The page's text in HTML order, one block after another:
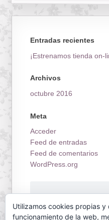
Entradas recientes
¡Estrenamos tienda on-
Archivos
octubre 2016
Meta
Acceder
Feed de entradas
Feed de comentarios
WordPress.org
Utilizamos cookies propias
funcionamiento de la web,